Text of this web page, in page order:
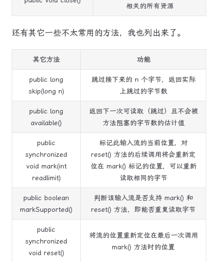
相关的所有资源
还有其它一些不太常用的方法，我也列出来了。
其它方法 功能
public long
skip(long n)
跳过接下来的 n 个字节，返回实际
上跳过的字节数
public long
available()
返回下一次可读取（跳过）且不会被
方法阻塞的字节数的估计值
public
synchronized
void mark(int
readlimit)
标记此输入流的当前位置，对
reset() 方法的后续调用将会重新定
位在 mark() 标记的位置，可以重新
读取相同的字节
public boolean
markSupported()
判断该输入流是否支持 mark() 和
reset() 方法，即能否重复读取字节
public
synchronized
void reset()
将流的位置重新定位在最后一次调用
mark() 方法时的位置